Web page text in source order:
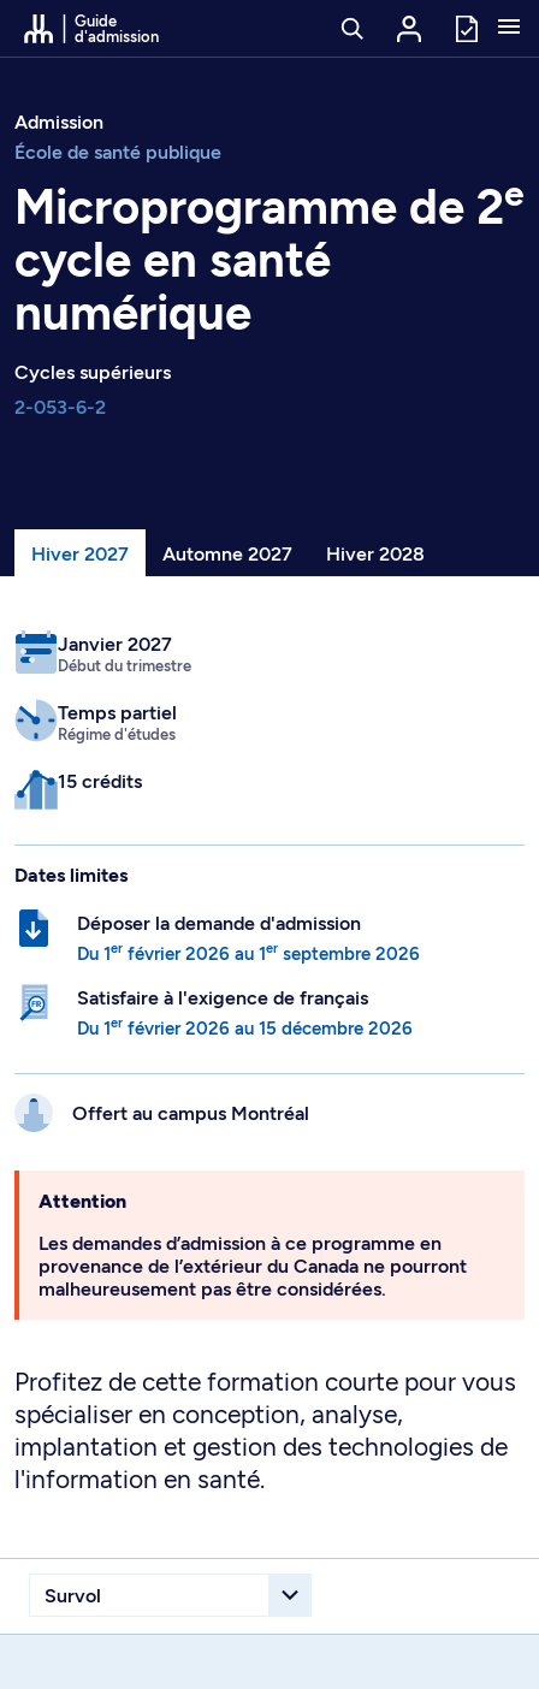
Passer au contenu
Guide
d'admission
Admission
École de santé publique
Microprogramme de 2e
cycle en santé
numérique
Cycles supérieurs
2-053-6-2
Hiver 2027 Automne 2027 Hiver 2028
Janvier 2027
Début du trimestre
Temps partiel
Régime d'études
15 crédits
Dates limites
Déposer la demande d'admission
Du 1er février 2026 au 1er septembre 2026
Satisfaire à l'exigence de français
Du 1er février 2026 au 15 décembre 2026
Offert au campus Montréal
Attention
Les demandes d’admission à ce programme en
provenance de l’extérieur du Canada ne pourront
malheureusement pas être considérées.
Profitez de cette formation courte pour vous
spécialiser en conception, analyse,
implantation et gestion des technologies de
l'information en santé.